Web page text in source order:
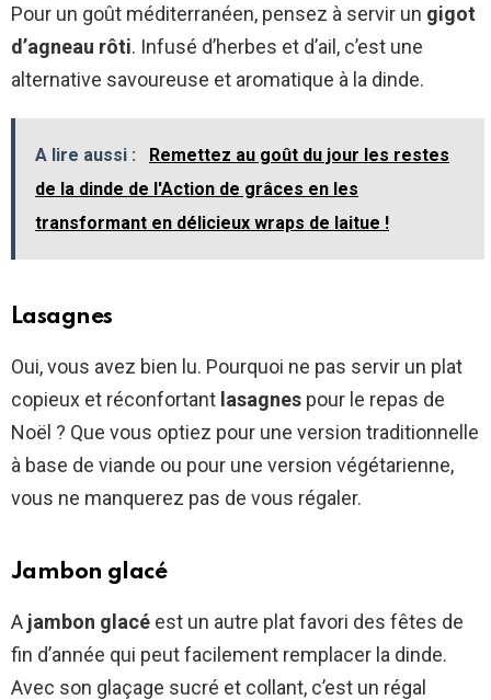
Pour un goût méditerranéen, pensez à servir un gigot
d’agneau rôti. Infusé d’herbes et d’ail, c’est une
alternative savoureuse et aromatique à la dinde.
A lire aussi :
Remettez au goût du jour les restes
de la dinde de l'Action de grâces en les
transformant en délicieux wraps de laitue !
Lasagnes
Oui, vous avez bien lu. Pourquoi ne pas servir un plat
copieux et réconfortant lasagnes pour le repas de
Noël ? Que vous optiez pour une version traditionnelle
à base de viande ou pour une version végétarienne,
vous ne manquerez pas de vous régaler.
Jambon glacé
A jambon glacé est un autre plat favori des fêtes de
fin d’année qui peut facilement remplacer la dinde.
Avec son glaçage sucré et collant, c’est un régal